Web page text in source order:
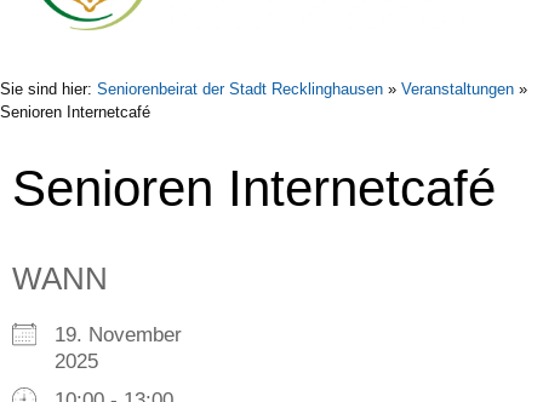
Sie sind hier: Seniorenbeirat der Stadt Recklinghausen » Veranstaltungen »
Senioren Internetcafé
Senioren Internetcafé
WANN
19. November
2025